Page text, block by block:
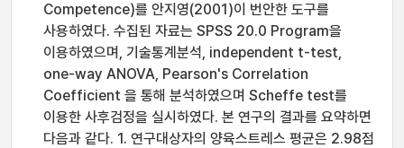
Competence)를 안지영(2001)이 번안한 도구를
사용하였다. 수집된 자료는 SPSS 20.0 Program을
이용하였으며, 기술통계분석, independent t-test,
one-way ANOVA, Pearson's Correlation
Coefficient 을 통해 분석하였으며 Scheffe test를
이용한 사후검정을 실시하였다. 본 연구의 결과를 요약하면
다음과 같다. 1. 연구대상자의 양육스트레스 평균은 2.98점